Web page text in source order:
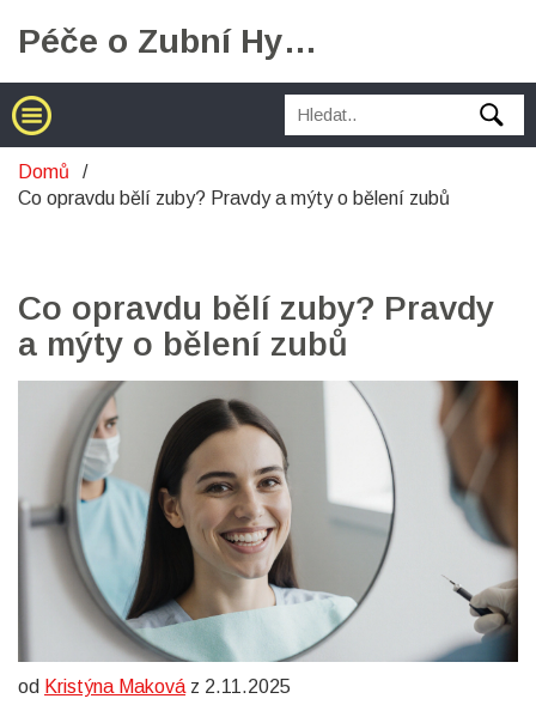
Péče o Zubní Hygienu
Domů
Co opravdu bělí zuby? Pravdy a mýty o bělení zubů
Co opravdu bělí zuby? Pravdy
a mýty o bělení zubů
od Kristýna Maková z 2.11.2025